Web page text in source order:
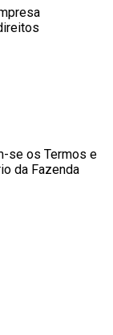
se os Termos e
da Fazenda